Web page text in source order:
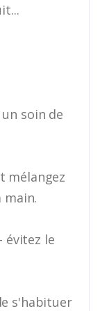
soin de
mélangez
main.
évitez le
s'habituer